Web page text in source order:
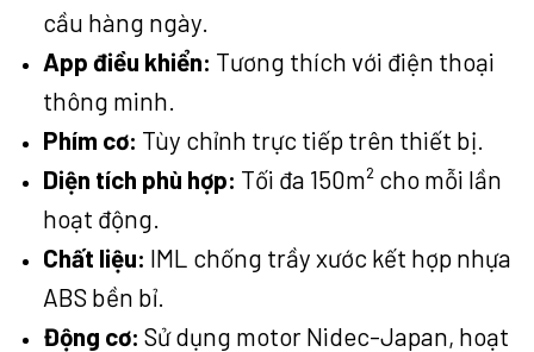
cầu hàng ngày.
App điều khiển: Tương thích với điện thoại
thông minh.
Phím cơ: Tùy chỉnh trực tiếp trên thiết bị.
Diện tích phù hợp: Tối đa 150m² cho mỗi lần
hoạt động.
Chất liệu: IML chống trầy xước kết hợp nhựa
ABS bền bỉ.
Động cơ: Sử dụng motor Nidec-Japan, hoạt